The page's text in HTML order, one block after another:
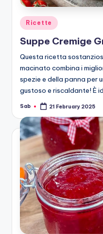
Posted
in
Ricette
Suppe Cremige
Questa ricetta
macinato combina i
spezie e della panna per
gustoso e riscaldante! È
Posted
Sab 21 February 2025